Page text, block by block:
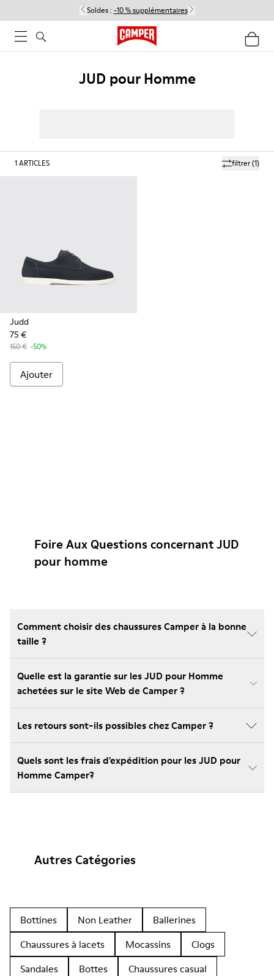
Soldes : -10 % supplémentaires
JUD pour Homme
filtrer(1)
1ARTICLES
Judd
75 €
150 € -50%
Ajouter
Foire Aux Questions concernant JUD
pour homme
Comment choisir des chaussures Camper à la bonne
taille ?
Quelle est la garantie sur les JUD pour Homme
achetées sur le site Web de Camper ?
Les retours sont-ils possibles chez Camper ?
Quels sont les frais d'expédition pour les JUD pour
Homme Camper?
Autres Catégories
Bottines Non Leather
Ballerines
Chaussures à lacets
Mocassins
Clogs
Sandales
Bottes
Chaussures casual